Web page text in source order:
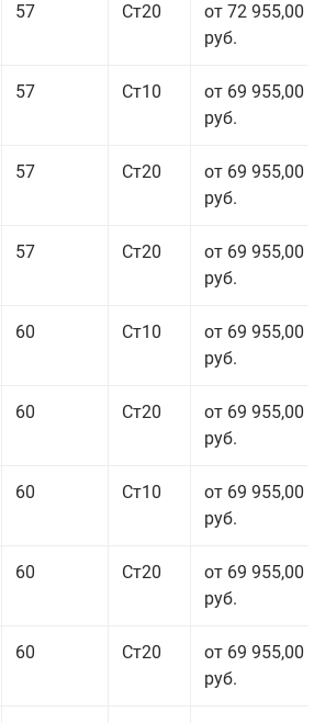
57 Ст20
от 72 955,00
руб.
57 Ст10
от 69 955,00
руб.
57 Ст20
от 69 955,00
руб.
57 Ст20
от 69 955,00
руб.
60 Ст10
от 69 955,00
руб.
60 Ст20
от 69 955,00
руб.
60 Ст10
от 69 955,00
руб.
60 Ст20
от 69 955,00
руб.
60 Ст20
от 69 955,00
руб.